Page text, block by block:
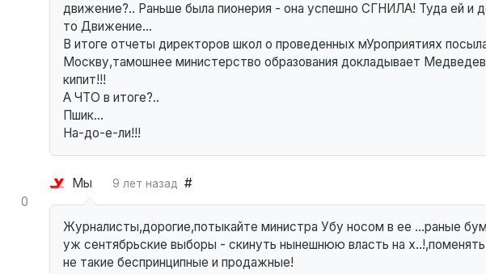
движение?.. Раньше была пионерия - она успешно СГНИЛА! Туда ей и
то Движение...
В итоге отчеты директоров школ о проведенных мУроприятиях
Москву,тамошнее министерство образования докладывает
кипит!!!
А ЧТО в итоге?..
Пшик...
На-до-е-ли!!!
0
Мы 9 лет назад #
Журналисты,дорогие,потыкайте министра Убу носом в ее ...раные
уж сентябрьские выборы - скинуть нынешнюю власть на
не такие беспринципные и продажные!